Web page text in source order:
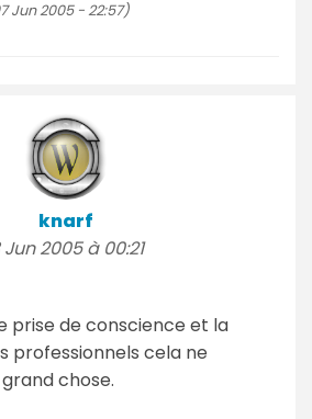
Jun 2005 - 22:57)
knarf
Jun 2005 à 00:21
prise de conscience et la
professionnels cela ne
chose.